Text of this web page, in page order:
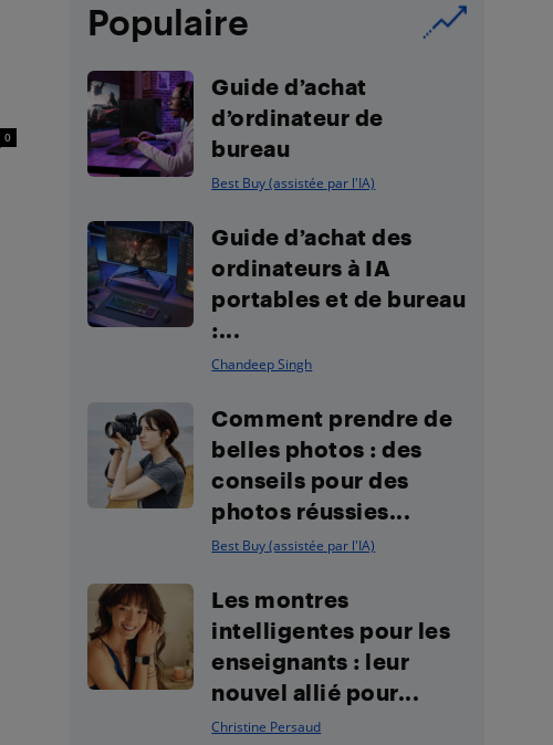
0
Populaire
Guide d’achat
d’ordinateur de
bureau
Best Buy (assistée par l'IA)
Guide d’achat des
ordinateurs à IA
portables et de bureau
:...
Chandeep Singh
Comment prendre de
belles photos : des
conseils pour des
photos réussies...
Best Buy (assistée par l'IA)
Les montres
intelligentes pour les
enseignants : leur
nouvel allié pour...
Christine Persaud